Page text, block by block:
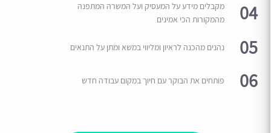
04
מקבלים מידע על המעסיק ועל המשרה המתפנה
מהמקורות הכי אמינים
05 נהנים מהכנה לראיון ומליווי במשא ומתן על התנאים
06 פותחים את הבוקר עם חיוך במקום עבודה חדש